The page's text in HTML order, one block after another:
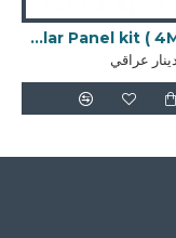
CAMERA EZVIZ-CS - CB3 WITH Solar Panel kit ( 4MP - 2K )